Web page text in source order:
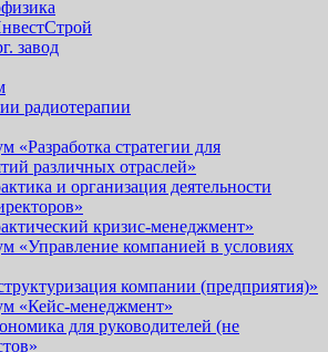
завод
радиотерапии
«Разработка стратегии для
различных отраслей»
и организация деятельности
кризис-менеджмент»
«Управление компанией в условиях
компании (предприятия)»
«Кейс-менеджмент»
для руководителей (не